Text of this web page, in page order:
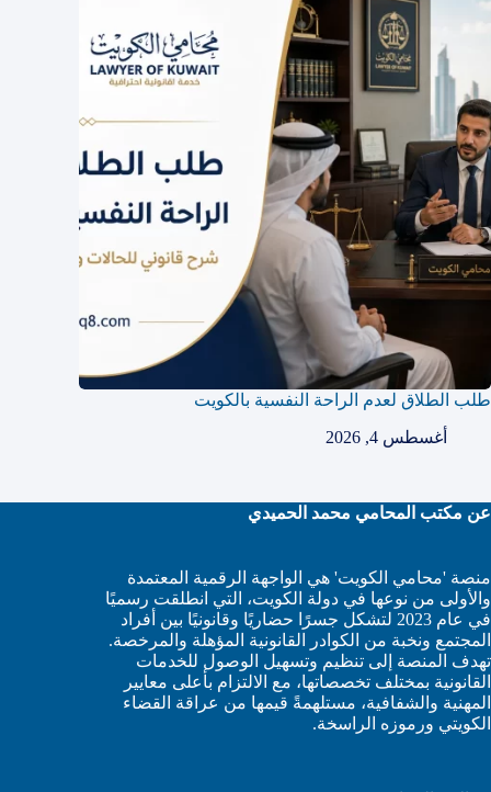
طلب الطلاق لعدم الراحة النفسية بالكويت
أغسطس 4, 2026
عن مكتب المحامي محمد الحميدي
منصة 'محامي الكويت' هي الواجهة الرقمية المعتمدة
والأولى من نوعها في دولة الكويت، التي انطلقت رسميًا
في عام 2023 لتشكل جسرًا حضاريًا وقانونيًا بين أفراد
المجتمع ونخبة من الكوادر القانونية المؤهلة والمرخصة.
تهدف المنصة إلى تنظيم وتسهيل الوصول للخدمات
القانونية بمختلف تخصصاتها، مع الالتزام بأعلى معايير
المهنية والشفافية، مستلهمةً قيمها من عراقة القضاء
الكويتي ورموزه الراسخة.